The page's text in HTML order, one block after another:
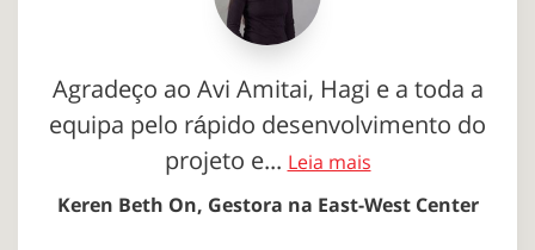
Agradeço ao Avi Amitai, Hagi e a toda a
equipa pelo rápido desenvolvimento do
projeto e... Leia mais
Keren Beth On, Gestora na East-West Center